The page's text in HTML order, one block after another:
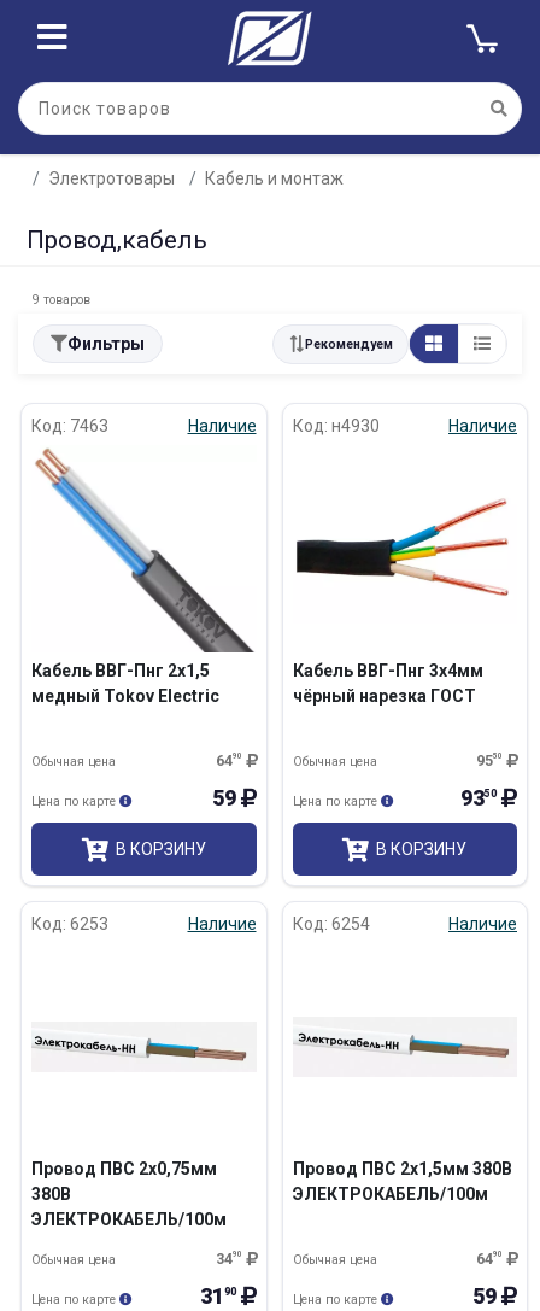
Электротовары Кабель и монтаж
Провод,кабель
9 товаров
Фильтры Рекомендуем
Код: 7463 Наличие
Кабель ВВГ-Пнг 2х1,5
медный Tokov Electric
6490
Обычная цена
59
Цена по карте
В КОРЗИНУ
Код: н4930 Наличие
Кабель ВВГ-Пнг 3х4мм
чёрный нарезка ГОСТ
9550
Обычная цена
9350
Цена по карте
В КОРЗИНУ
Код: 6253 Наличие
Провод ПВС 2х0,75мм
380В
ЭЛЕКТРОКАБЕЛЬ/100м
3490
Обычная цена
31 90
Цена по карте
Код: 6254 Наличие
Провод ПВС 2х1,5мм 380В
ЭЛЕКТРОКАБЕЛЬ/100м
6490
Обычная цена
59
Цена по карте